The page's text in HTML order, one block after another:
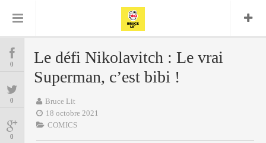
COMICS
MANGAS
BD
0
0
0
Le défi Nikolavitch : Le vrai
Superman, c’est bibi !
Bruce Lit
18 octobre 2021
COMICS
Comics
Daredevil Dark Horse DC
Delcourt
Encyclopegeek Figure
Replay
Glénat Graphic Novel
Independants JB Vu Van
Nguyen